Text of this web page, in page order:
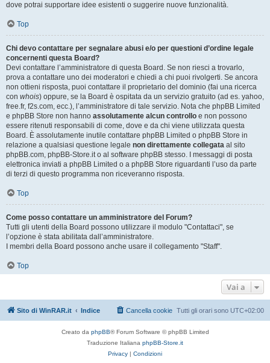
dove potrai supportare idee esistenti o suggerire nuove funzionalità.
Top
Chi devo contattare per segnalare abusi e/o per questioni d’ordine legale
concernenti questa Board?
Devi contattare l’amministratore di questa Board. Se non riesci a trovarlo,
prova a contattare uno dei moderatori e chiedi a chi puoi rivolgerti. Se ancora
non ottieni risposta, puoi contattare il proprietario del dominio (fai una ricerca
con whois) oppure, se la Board è ospitata da un servizio gratuito (ad es. yahoo,
free.fr, f2s.com, ecc.), l’amministratore di tale servizio. Nota che phpBB Limited
e phpBB Store non hanno assolutamente alcun controllo e non possono
essere ritenuti responsabili di come, dove e da chi viene utilizzata questa
Board. È assolutamente inutile contattare phpBB Limited o phpBB Store in
relazione a qualsiasi questione legale non direttamente collegata al sito
phpBB.com, phpBB-Store.it o al software phpBB stesso. I messaggi di posta
elettronica inviati a phpBB Limited o a phpBB Store riguardanti l’uso da parte
di terzi di questo programma non riceveranno risposta.
Top
Come posso contattare un amministratore del Forum?
Tutti gli utenti della Board possono utilizzare il modulo "Contattaci", se
l’opzione è stata abilitata dall’amministratore.
I membri della Board possono anche usare il collegamento "Staff".
Top
Vai a
Sito di WinRAR.it Indice Tutti gli orari sono UTC+02:00
Cancella cookie
Creato da phpBB® Forum Software © phpBB Limited
Traduzione Italiana phpBB-Store.it
Privacy | Condizioni